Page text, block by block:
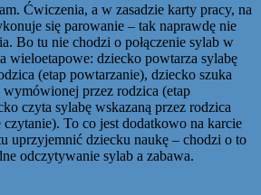
Ćwiczenia, a w zasadzie karty pracy, na
się parowanie – tak naprawdę nie
Bo tu nie chodzi o połączenie sylab w
wieloetapowe: dziecko powtarza sylabę
(etap powtarzanie), dziecko szuka
przez rodzica (etap
czyta sylabę wskazaną przez rodzica
czytanie). To co jest dodatkowo na karcie
uprzyjemnić dziecku naukę – chodzi o to
odczytywanie sylab a zabawa.